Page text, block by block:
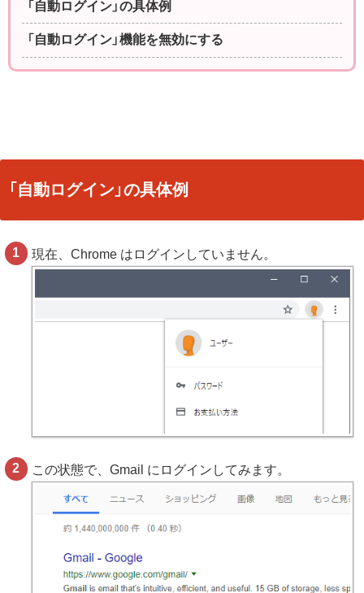
「自動ログイン」の具体例
「自動ログイン」機能を無効にする
「自動ログイン」の具体例
現在、Chrome はログインしていません。
この状態で、Gmail にログインしてみます。